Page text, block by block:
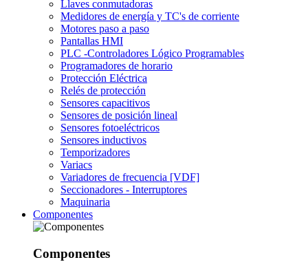
Llaves conmutadoras
Medidores de energía y TC's de corriente
Motores paso a paso
Pantallas HMI
PLC -Controladores Lógico Programables
Programadores de horario
Protección Eléctrica
Relés de protección
Sensores capacitivos
Sensores de posición lineal
Sensores fotoeléctricos
Sensores inductivos
Temporizadores
Variacs
Variadores de frecuencia [VDF]
Seccionadores - Interruptores
Maquinaria
Componentes
Componentes